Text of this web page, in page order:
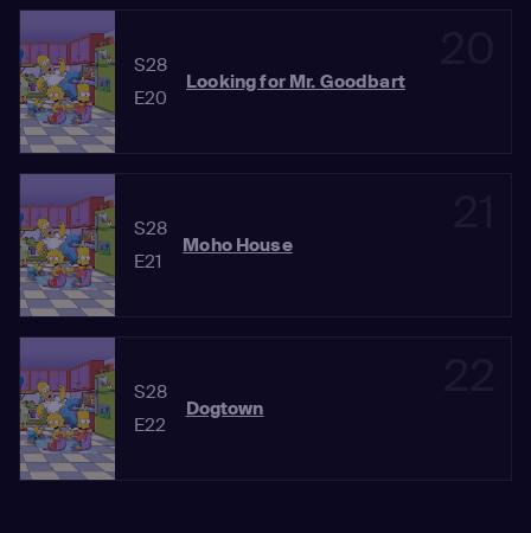
S28
E20
Looking for Mr. Goodbart
S28
E21
Moho House
S28
E22
Dogtown